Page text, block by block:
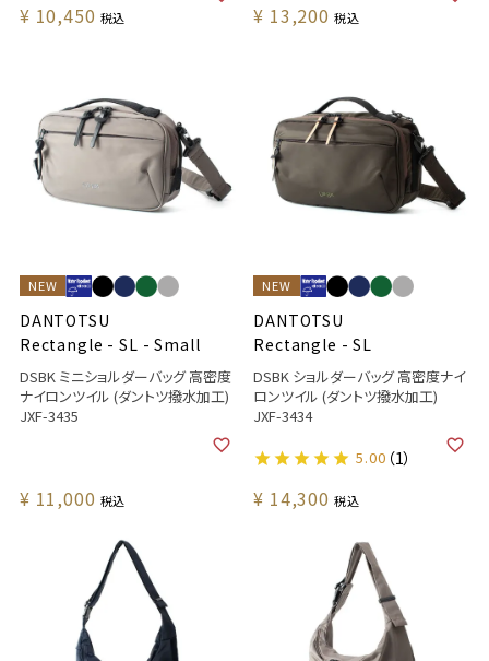
¥ 10,450 税込 ¥ 13,200 税込
NEW
DANTOTSU
Rectangle - SL - Small
DSBK ミニショルダーバッグ 高密度
ナイロンツイル (ダントツ撥水加工)
JXF-3435
¥ 11,000 税込
NEW
DANTOTSU
Rectangle - SL
DSBK ショルダーバッグ 高密度ナイ
ロンツイル (ダントツ撥水加工)
JXF-3434
¥ 14,300 税込
5.00 （1）